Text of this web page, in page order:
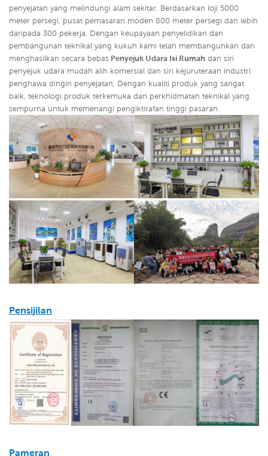
penyejatan yang melindungi alam sekitar. Berdasarkan loji 5000
meter persegi, pusat pemasaran moden 800 meter persegi dan lebih
daripada 300 pekerja, Dengan keupayaan penyelidikan dan
pembangunan teknikal yang kukuh kami telah membangunkan dan
menghasilkan secara bebas Penyejuk Udara Isi Rumah dan siri
penyejuk udara mudah alih komersial dan siri kejuruteraan industri
penghawa dingin penyejatan, Dengan kualiti produk yang sangat
baik, teknologi produk terkemuka dan perkhidmatan teknikal yang
sempurna untuk memenangi pengiktirafan tinggi pasaran.
Pensijilan
Pameran